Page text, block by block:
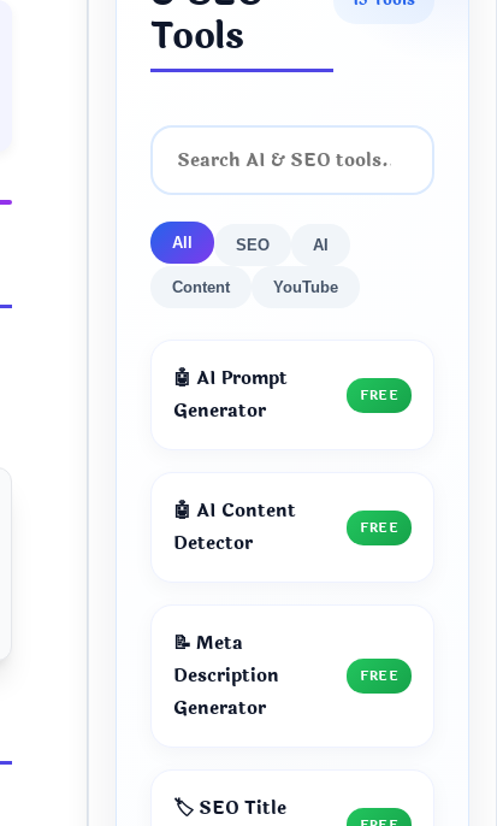
Tools
All SEO AI
Content YouTube
🤖 AI Prompt
Generator
FREE
🤖 AI Content
Detector
FREE
📝 Meta
Description
Generator
FREE
🏷️ SEO Title